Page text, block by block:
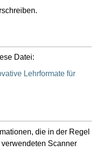
Datei:
Lehrformate für
die in der Regel
Scanner